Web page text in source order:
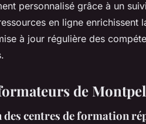
personnalisé grâce à un
en ligne enrichissent
à jour régulière des
de
centres de formation